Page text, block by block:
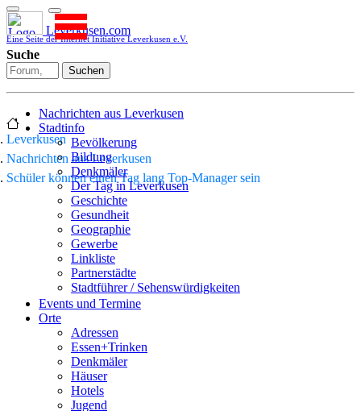
Leverkusen.com
Eine Seite der Internet Initiative Leverkusen e.V.
Suche
Suchen
Nachrichten aus Leverkusen
Stadtinfo
Bevölkerung
Bildung
Denkmäler
Der Tag in Leverkusen
Geschichte
Gesundheit
Geographie
Gewerbe
Linkliste
Partnerstädte
Stadtführer / Sehenswürdigkeiten
Stadtplan
Sport
Who is who
Wohnen
Events und Termine
Orte
Adressen
Essen+Trinken
Denkmäler
Häuser
Hotels
Jugend
Leverkusen
Nachrichten aus Leverkusen
Schüler können einen Tag lang Top-Manager sein